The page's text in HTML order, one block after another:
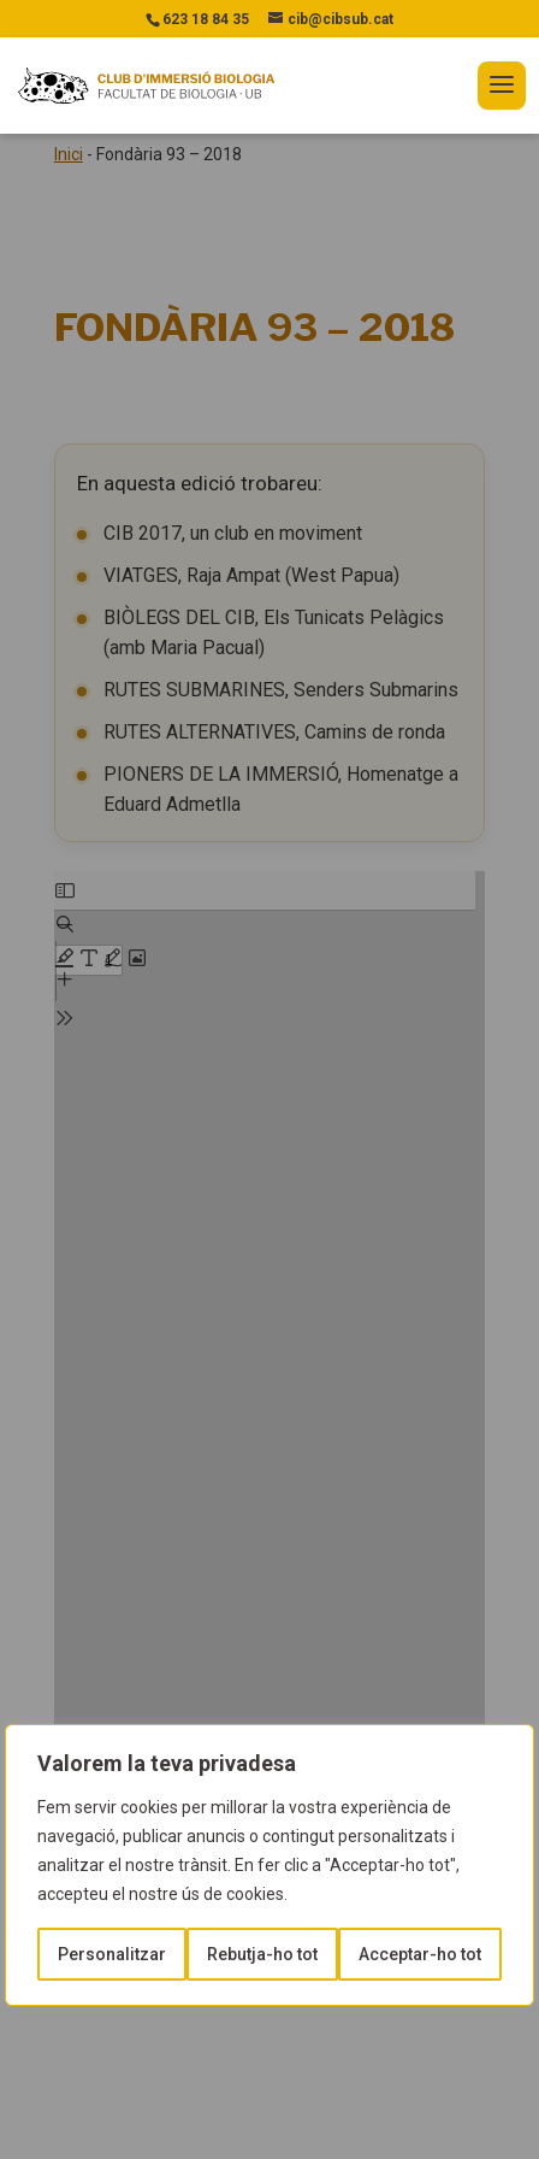
Valorem la teva privadesa
Fem servir cookies per millorar la vostra experiència de
navegació, publicar anuncis o contingut personalitzats i
analitzar el nostre trànsit. En fer clic a "Acceptar-ho tot",
accepteu el nostre ús de cookies.
Personalitzar Rebutja-ho tot Acceptar-ho tot
623 18 84 35 cib@cibsub.cat
Inici - Fondària 93 – 2018
FONDÀRIA 93 – 2018
En aquesta edició trobareu:
CIB 2017, un club en moviment
VIATGES, Raja Ampat (West Papua)
BIÒLEGS DEL CIB, Els Tunicats Pelàgics
(amb Maria Pacual)
RUTES SUBMARINES, Senders Submarins
RUTES ALTERNATIVES, Camins de ronda
PIONERS DE LA IMMERSIÓ, Homenatge a
Eduard Admetlla
Skip
to
PDF
content